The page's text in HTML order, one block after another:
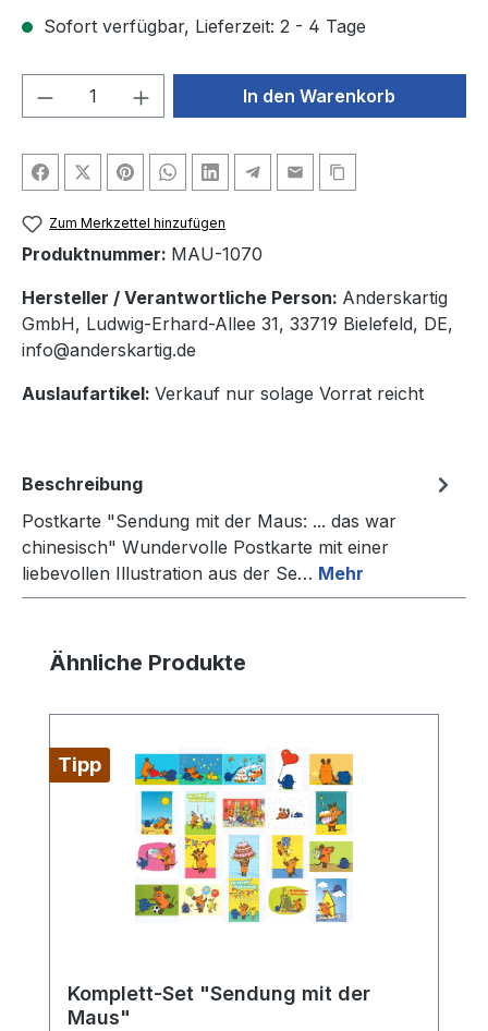
Sofort verfügbar, Lieferzeit: 2 - 4 Tage
Produkt Anzahl: Gib denIn den Warenkorb
Zum Merkzettel hinzufügen
Produktnummer: MAU-1070
Hersteller / Verantwortliche Person: Anderskartig
GmbH, Ludwig-Erhard-Allee 31, 33719 Bielefeld, DE,
info@anderskartig.de
Auslaufartikel: Verkauf nur solage Vorrat reicht
Beschreibung
Postkarte "Sendung mit der Maus: ... das war
chinesisch" Wundervolle Postkarte mit einer
liebevollen Illustration aus der Se… Mehr
Produktgalerie überspringen
Ähnliche Produkte
Tipp
Komplett-Set "Sendung mit der
Maus"